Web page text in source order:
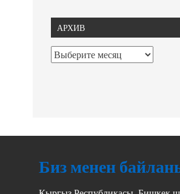
АРХИВ
Биз менен